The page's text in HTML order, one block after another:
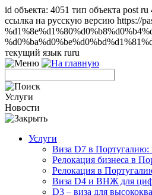
id объекта: 4051 тип объекта post ru
ссылка на русскую версию https://
текущий язык ruru
Услуги
Новости
Услуги
Виза D7 в Португалию:
Релокация бизнеса в
Релокация в
Виза D4 и ВНЖ для
D3 – виза для